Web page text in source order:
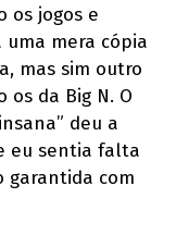
os jogos e
mera cópia
mas sim outro
da Big N. O
deu a
eu sentia falta
garantida com